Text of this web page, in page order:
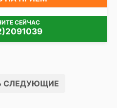
СЕЙЧАС
СЛЕДУЮЩИЕ